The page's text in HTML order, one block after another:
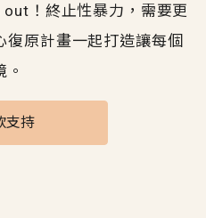
！終止性暴力，需要更
復原計畫一起打造讓每個
支持